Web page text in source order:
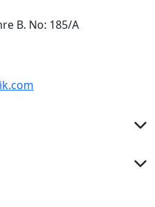
B. No: 185/A